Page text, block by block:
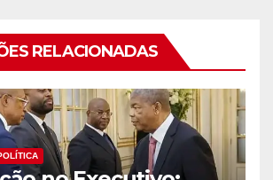
RELACIONADAS